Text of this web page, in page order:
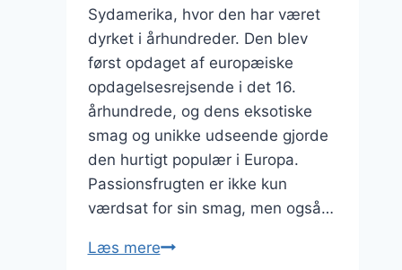
Sydamerika, hvor den har været
dyrket i århundreder. Den blev
først opdaget af europæiske
opdagelsesrejsende i det 16.
århundrede, og dens eksotiske
smag og unikke udseende gjorde
den hurtigt populær i Europa.
Passionsfrugten er ikke kun
værdsat for sin smag, men også…
Læs merePassionsfrugt